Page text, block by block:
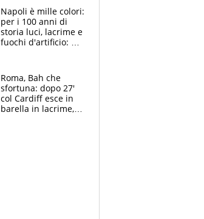
bigliettini
Napoli è mille colori:
per i 100 anni di
storia luci, lacrime e
fuochi d'artificio: De
Roma, Bah che
sfortuna: dopo 27'
col Cardiff esce in
barella in lacrime,